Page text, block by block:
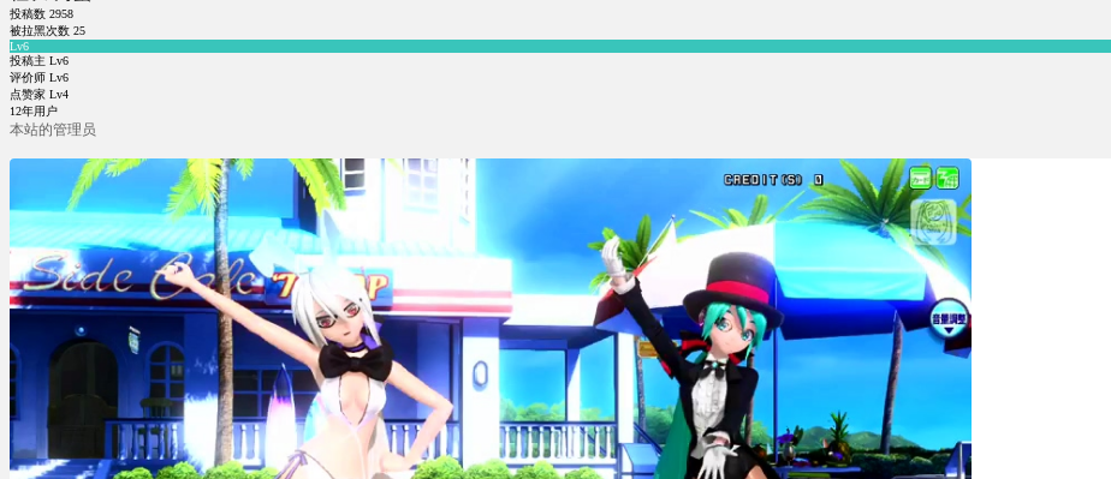
投稿数 2958
被拉黑次数 25
Lv6
投稿主 Lv6
评价师 Lv6
点赞家 Lv4
12年用户
本站的管理员